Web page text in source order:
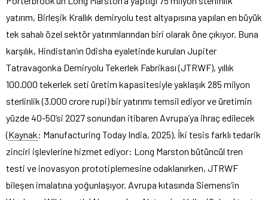
yatırım, Birleşik Krallık demiryolu test altyapısına yapılan en büyük
tek sahalı özel sektör yatırımlarından biri olarak öne çıkıyor. Buna
karşılık, Hindistan’ın Odisha eyaletinde kurulan Jupiter
Tatravagonka Demiryolu Tekerlek Fabrikası (JTRWF), yıllık
100.000 tekerlek seti üretim kapasitesiyle yaklaşık 285 milyon
sterlinlik (3.000 crore rupi) bir yatırımı temsil ediyor ve üretimin
yüzde 40-50’si 2027 sonundan itibaren Avrupa’ya ihraç edilecek
(Kaynak: Manufacturing Today India, 2025). İki tesis farklı tedarik
zinciri işlevlerine hizmet ediyor: Long Marston bütüncül tren
testi ve inovasyon prototiplemesine odaklanırken, JTRWF
bileşen imalatına yoğunlaşıyor. Avrupa kıtasında Siemens’in